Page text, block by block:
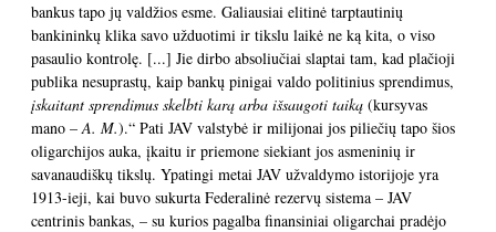
bankus tapo jų valdžios esme. Galiausiai elitinė tarptautinių
bankininkų klika savo užduotimi ir tikslu laikė ne ką kita, o viso
pasaulio kontrolę. [...] Jie dirbo absoliučiai slaptai tam, kad plačioji
publika nesuprastų, kaip bankų pinigai valdo politinius sprendimus,
įskaitant sprendimus skelbti karą arba išsaugoti taiką (kursyvas
mano –A. M.).“ Pati JAV valstybė ir milijonai jos piliečių tapo šios
oligarchijos auka, įkaitu ir priemone siekiant jos asmeninių ir
savanaudiškų tikslų. Ypatingi metai JAV užvaldymo istorijoje yra
1913-ieji, kai buvo sukurta Federalinė rezervų sistema – JAV
centrinis bankas, – su kurios pagalba finansiniai oligarchai pradėjo